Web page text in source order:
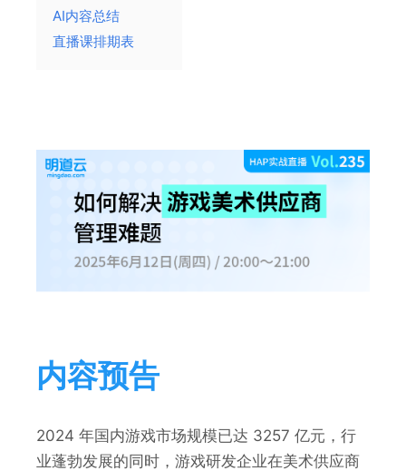
AI内容总结
直播课排期表
内容预告
2024 年国内游戏市场规模已达 3257 亿元，行
业蓬勃发展的同时，游戏研发企业在美术供应商